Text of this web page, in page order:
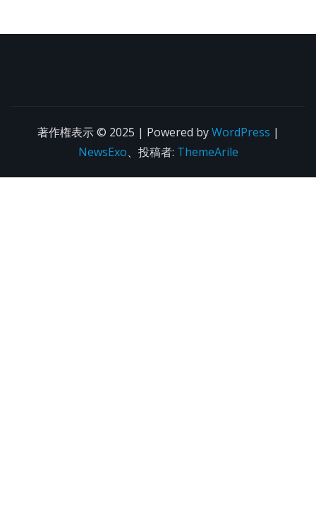
著作権表示 © 2025 | Powered byWordPress |
NewsExo、投稿者: ThemeArile